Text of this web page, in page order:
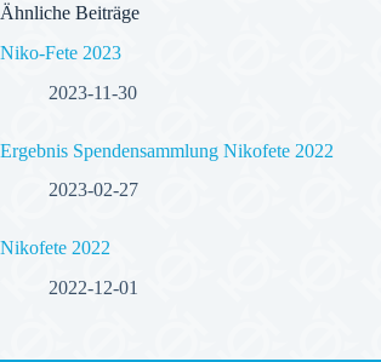
Ähnliche Beiträge
Niko-Fete 2023
2023-11-30
Ergebnis Spendensammlung Nikofete 2022
2023-02-27
Nikofete 2022
2022-12-01